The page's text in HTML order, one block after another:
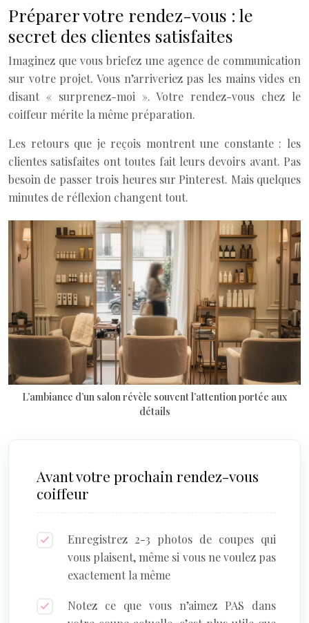
Préparer votre rendez-vous : le
secret des clientes satisfaites
Imaginez que vous briefez une agence de communication
sur votre projet. Vous n’arriveriez pas les mains vides en
disant « surprenez-moi ». Votre rendez-vous chez le
coiffeur mérite la même préparation.
Les retours que je reçois montrent une constante : les
clientes satisfaites ont toutes fait leurs devoirs avant. Pas
besoin de passer trois heures sur Pinterest. Mais quelques
minutes de réflexion changent tout.
L’ambiance d’un salon révèle souvent l’attention portée aux
détails
Avant votre prochain rendez-vous
coiffeur
Enregistrez 2-3 photos de coupes qui
vous plaisent, même si vous ne voulez pas
exactement la même
Notez ce que vous n’aimez PAS dans